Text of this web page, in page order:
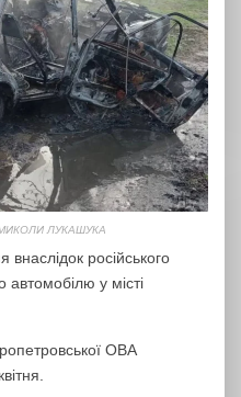
ЛУКАШУКА
російського
у місті
ОВА